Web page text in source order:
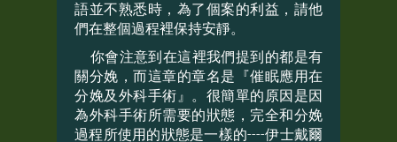
語並不熟悉時，為了個案的利益，請他
們在整個過程裡保持安靜。
你會注意到在這裡我們提到的都是有
關分娩，而這章的章名是『催眠應用在
分娩及外科手術』。很簡單的原因是因
為外科手術所需要的狀態，完全和分娩
過程所使用的狀態是一樣的----伊士戴爾